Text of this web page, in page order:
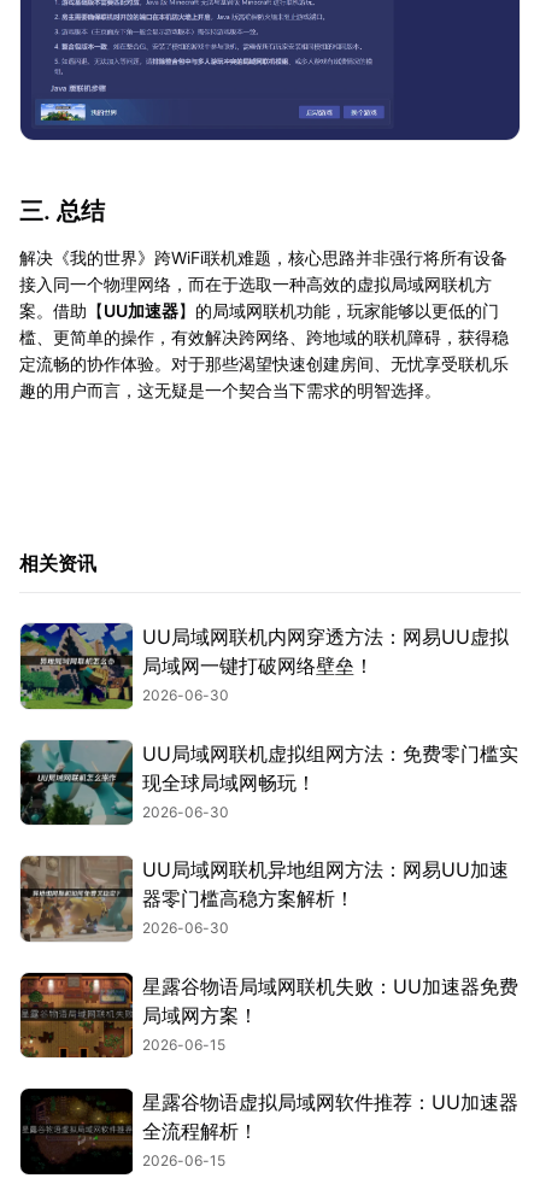
三. 总结
解决《我的世界》跨WiFi联机难题，核心思路并非强行将所有设备
接入同一个物理网络，而在于选取一种高效的虚拟局域网联机方
案。借助【UU加速器】的局域网联机功能，玩家能够以更低的门
槛、更简单的操作，有效解决跨网络、跨地域的联机障碍，获得稳
定流畅的协作体验。对于那些渴望快速创建房间、无忧享受联机乐
趣的用户而言，这无疑是一个契合当下需求的明智选择。
相关资讯
UU局域网联机内网穿透方法：网易UU虚拟
局域网一键打破网络壁垒！
2026-06-30
UU局域网联机虚拟组网方法：免费零门槛实
现全球局域网畅玩！
2026-06-30
UU局域网联机异地组网方法：网易UU加速
器零门槛高稳方案解析！
2026-06-30
星露谷物语局域网联机失败：UU加速器免费
局域网方案！
2026-06-15
星露谷物语虚拟局域网软件推荐：UU加速器
全流程解析！
2026-06-15